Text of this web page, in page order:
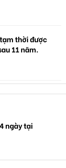
thời được
11 năm.
ngày tại